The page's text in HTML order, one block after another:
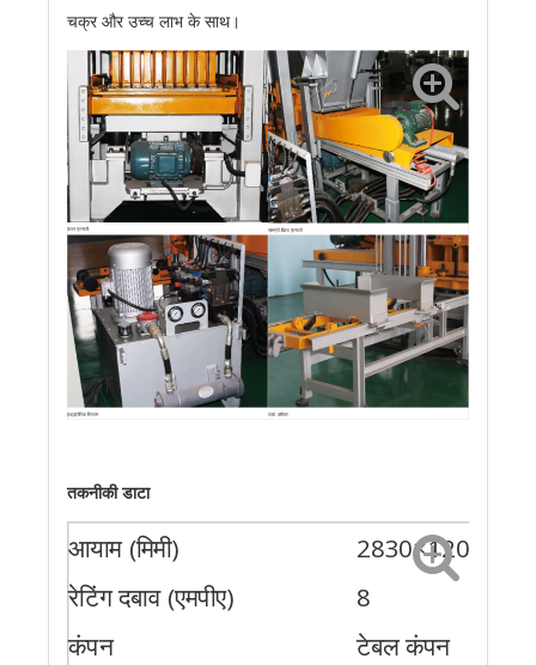
चक्र और उच्च लाभ के साथ।
कंपन प्रणाली सामग्री खिला प्रणाली
हाइड्रॉलिक सिस्टम पाल्ट कन्वेयर
तकनीकी डाटा
आयाम (मिमी)
रेटिंग दबाव (एमपीए)
8
कंपन
टेबल कंपन